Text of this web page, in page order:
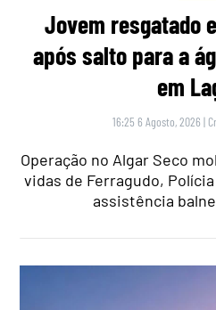
Jovem resgatado
após salto para a
em
16:25 6 Agosto, 2026 |
Operação no Algar Seco
vidas de Ferragudo,
assistência